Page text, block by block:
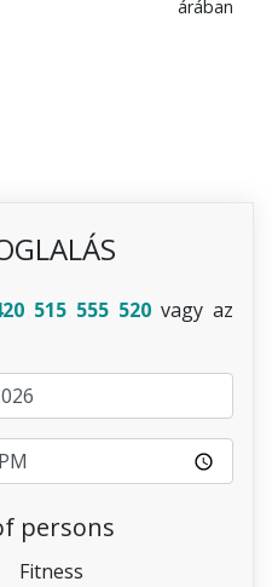
árában
515 555 520 vagy az
persons
Fitness